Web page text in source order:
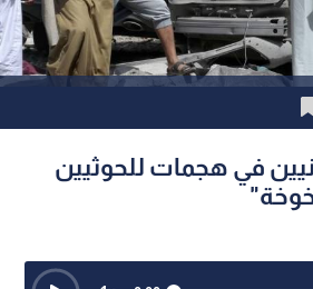
يمنيين في هجمات للحوثيين